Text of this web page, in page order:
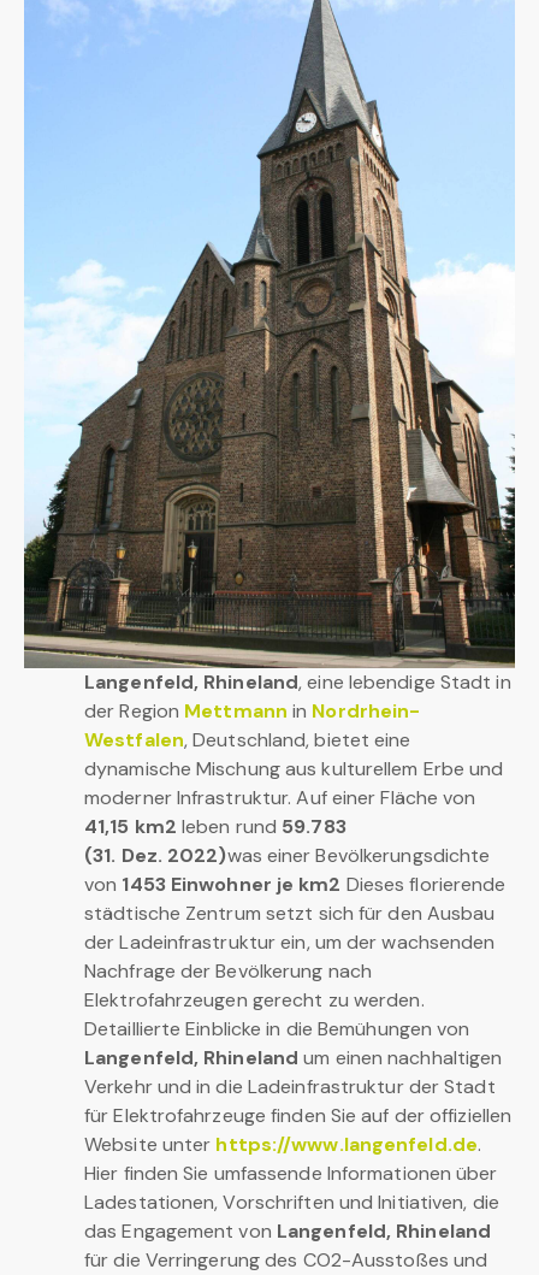
Langenfeld, Rhineland, eine lebendige Stadt in
der Region Mettmann in Nordrhein-
Westfalen, Deutschland, bietet eine
dynamische Mischung aus kulturellem Erbe und
moderner Infrastruktur. Auf einer Fläche von
41,15 km2 leben rund 59.783
(31. Dez. 2022)was einer Bevölkerungsdichte
von 1453 Einwohner je km2 Dieses florierende
städtische Zentrum setzt sich für den Ausbau
der Ladeinfrastruktur ein, um der wachsenden
Nachfrage der Bevölkerung nach
Elektrofahrzeugen gerecht zu werden.
Detaillierte Einblicke in die Bemühungen von
Langenfeld, Rhineland um einen nachhaltigen
Verkehr und in die Ladeinfrastruktur der Stadt
für Elektrofahrzeuge finden Sie auf der offiziellen
Website unter https://www.langenfeld.de.
Hier finden Sie umfassende Informationen über
Ladestationen, Vorschriften und Initiativen, die
das Engagement von Langenfeld, Rhineland
für die Verringerung des CO2-Ausstoßes und